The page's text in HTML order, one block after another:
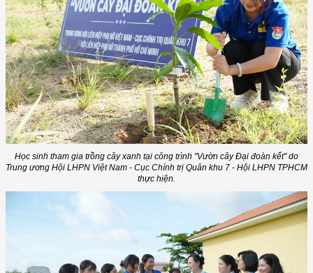
Học sinh tham gia trồng cây xanh tại công trình "Vườn cây Đại đoàn kết" do
Trung ương Hội LHPN Việt Nam - Cục Chính trị Quân khu 7 - Hội LHPN TPHCM
thực hiện.